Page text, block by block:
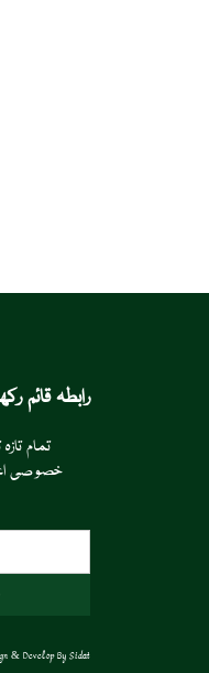
رابطہ قائم
تمام
خصوصی
& Develop By Sidat